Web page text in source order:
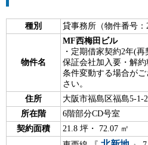
種別 貸事務所（物件番号：
物件名
MF西梅田ビル
・定期借家契約2年(
保証会社加入要・解
条件変動する場合が
さい。
住所
大阪市福島区福島5-1-
所在階
6階部分CD号室
契約面積
21.8 坪・ 72.07 ㎡